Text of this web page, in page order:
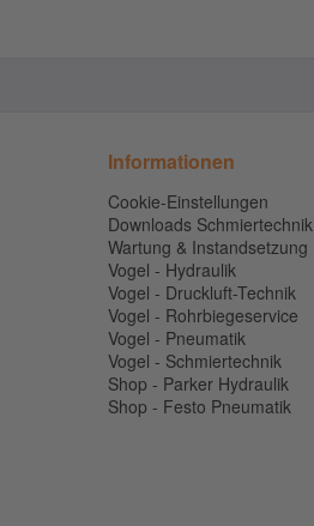
Informationen
Cookie-Einstellungen
Downloads Schmiertechnik
Wartung & Instandsetzung
Vogel - Hydraulik
Vogel - Druckluft-Technik
Vogel - Rohrbiegeservice
Vogel - Pneumatik
Vogel - Schmiertechnik
Shop - Parker Hydraulik
Shop - Festo Pneumatik